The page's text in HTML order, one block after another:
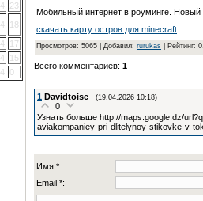
23
18
17
15
0
Мобильный интернет в роуминге. Новый
скачать карту остров для minecraft
Просмотров: 5065 | Добавил: rurukas Рейтинг:
Всего комментариев: 1
1 Davidtoise (19.04.2026 10:18)
0
Узнать больше http://maps.google.dz/
aviakompaniey-pri-dlitelynoy-stikovke-v-
Имя *:
Email *: